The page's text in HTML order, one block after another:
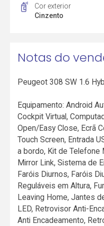
Cor exterior
Cinzento
Notas do
Peugeot 308 SW 1.6
Equipamento: Android
Cockpit Virtual,
Open/Easy Close, Ecrã
Touch Screen, Entrada
a bordo, Kit de
Mirror Link, Sistema de
Faróis Diurnos, Faróis
Reguláveis em Altura,
Leaving Home, Jantes
LED, Retrovisor Anti-
Anti Encadeamento,